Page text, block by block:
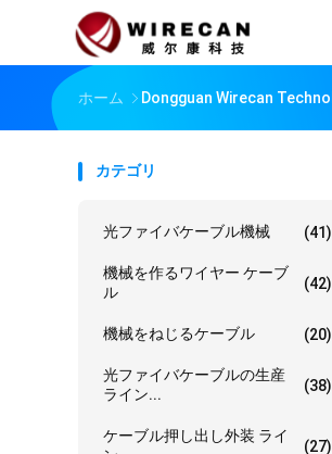
ホーム Dongguan Wirecan
カテゴリ
光ファイバケーブル機械 (41)
機械を作るワイヤー ケーブ
ル
(42)
機械をねじるケーブル (20)
光ファイバケーブルの生産
ライン...
(38)
ケーブル押し出し外装 ライ
(27)